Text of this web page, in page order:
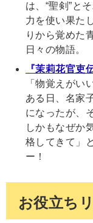
は、“聖剣”と
力を使い果た
りから覚めた
日々の物語。
『茉莉花官吏
「物覚えがい
ある日、名家
になったが、
しかもなぜか
格してきて」
ー！
お役立ち